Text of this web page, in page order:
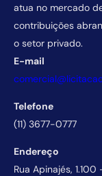
atua no mercado
contribuições
o setor privado.
E-mail
Telefone
(11) 3677-0777
Endereço
Rua Apinajés,